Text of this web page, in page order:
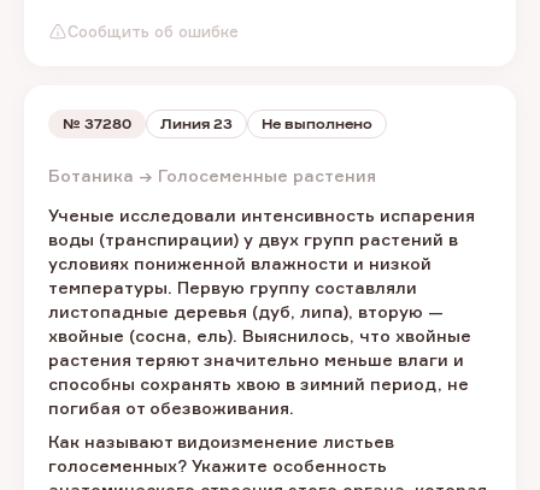
Сообщить об ошибке
№ 37280 Линия 23 Не выполнено
Ботаника → Голосеменные растения
Ученые исследовали интенсивность испарения
воды (транспирации) у двух групп растений в
условиях пониженной влажности и низкой
температуры. Первую группу составляли
листопадные деревья (дуб, липа), вторую —
хвойные (сосна, ель). Выяснилось, что хвойные
растения теряют значительно меньше влаги и
способны сохранять хвою в зимний период, не
погибая от обезвоживания.
Как называют видоизменение листьев
голосеменных? Укажите особенность